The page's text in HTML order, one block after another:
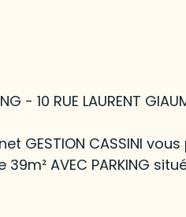
- 10 RUE LAURENT
GESTION CASSINI
AVEC PARKING